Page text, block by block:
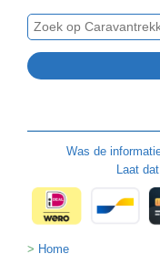
Was de
Laat
Home